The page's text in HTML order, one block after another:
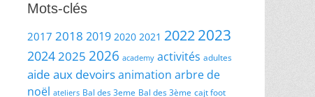
Mots-clés
2017 2018 2019 2020 2021 20222023
20242025 2026 academy activités adultes
aide aux devoirsanimation arbre de
noël ateliers Bal des 3eme Bal des 3ème cajt foot